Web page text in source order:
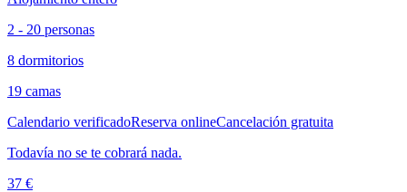
2 - 20 personas
8 dormitorios
19 camas
Calendario verificadoReserva onlineCancelación gratuita
Todavía no se te cobrará nada.
37 €